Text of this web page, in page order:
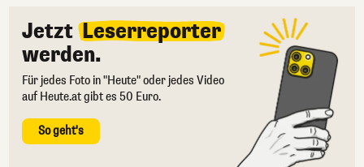
Jetzt Leserreporter
werden.
Für jedes Foto in "Heute" oder jedes Video
auf Heute.at gibt es 50 Euro.
So geht's